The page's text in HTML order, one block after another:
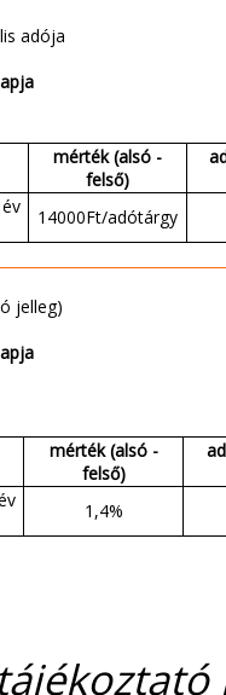
adója
mérték (alsó -
felső)
14000Ft/adótárgy
jelleg)
mérték (alsó -
felső)
1,4%